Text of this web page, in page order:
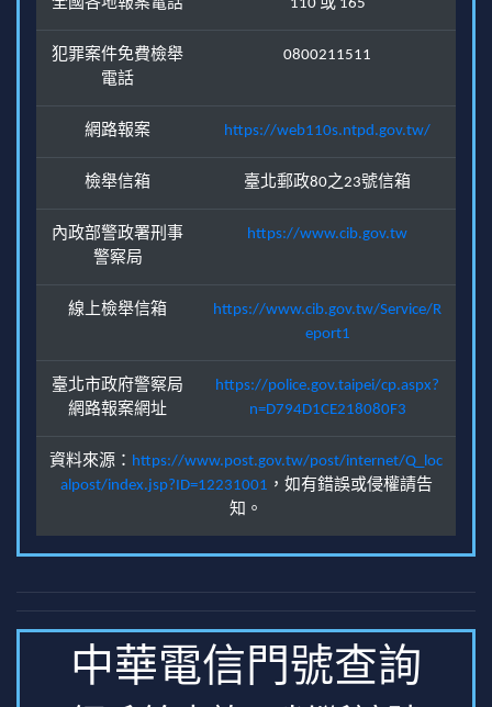
全國各地報案電話 110 或 165
犯罪案件免費檢舉
電話
0800211511
網路報案 https://web110s.ntpd.gov.tw/
檢舉信箱 臺北郵政80之23號信箱
內政部警政署刑事
警察局
https://www.cib.gov.tw
線上檢舉信箱
https://www.cib.gov.tw/Service/R
eport1
臺北市政府警察局
網路報案網址
https://police.gov.taipei/cp.aspx?
n=D794D1CE218080F3
資料來源： https://www.post.gov.tw/post/internet/Q_loc
alpost/index.jsp?ID=12231001 ，如有錯誤或侵權請告
知。
中華電信門號查詢